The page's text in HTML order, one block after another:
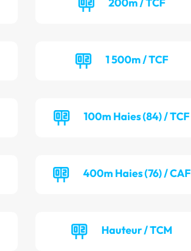
200m / TCF
1 500m / TCF
100m Haies (84) / TCF
400m Haies (76) / CAF
Hauteur / TCM